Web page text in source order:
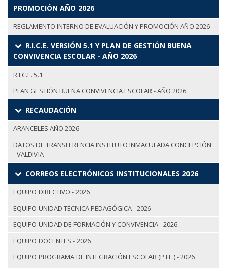
PROMOCIÓN AÑO 2026
REGLAMENTO INTERNO DE EVALUACIÓN Y PROMOCIÓN AÑO 2026
R.I.C.E. VERSIÓN 5.1 Y PLAN DE GESTIÓN BUENA
CONVIVENCIA ESCOLAR - AÑO 2026
R.I.C.E. 5.1
PLAN GESTIÓN BUENA CONVIVENCIA ESCOLAR - AÑO 2026
RECAUDACIÓN
ARANCELES AÑO 2026
DATOS DE TRANSFERENCIA INSTITUTO INMACULADA CONCEPCIÓN
- VALDIVIA
CORREOS ELECTRÓNICOS INSTITUCIONALES 2026
EQUIPO DIRECTIVO - 2026
EQUIPO UNIDAD TÉCNICA PEDAGÓGICA - 2026
EQUIPO UNIDAD DE FORMACIÓN Y CONVIVENCIA - 2026
EQUIPO DOCENTES - 2026
EQUIPO PROGRAMA DE INTEGRACIÓN ESCOLAR (P.I.E.) - 2026